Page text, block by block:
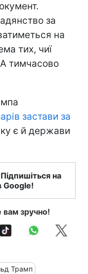
за
на
тих, чиї
тимчасово
застави за
є й держави
на
Google!
вам зручно!
Трамп